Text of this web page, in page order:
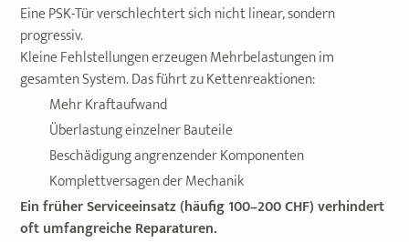
Eine PSK-Tür verschlechtert sich nicht linear, sondern
progressiv.
Kleine Fehlstellungen erzeugen Mehrbelastungen im
gesamten System. Das führt zu Kettenreaktionen:
Mehr Kraftaufwand
Überlastung einzelner Bauteile
Beschädigung angrenzender Komponenten
Komplettversagen der Mechanik
Ein früher Serviceeinsatz (häufig 100–200 CHF) verhindert
oft umfangreiche Reparaturen.